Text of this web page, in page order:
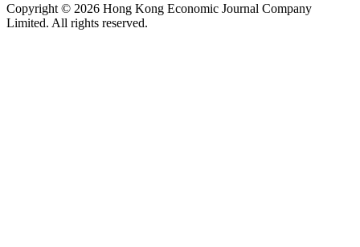
Copyright © 2026 Hong Kong Economic Journal Company
Limited. All rights reserved.